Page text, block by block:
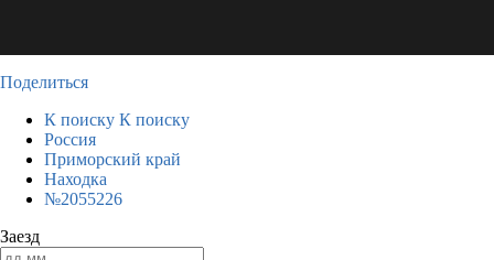
Поделиться
К поиску К поиску
Россия
Приморский край
Находка
№2055226
Заезд